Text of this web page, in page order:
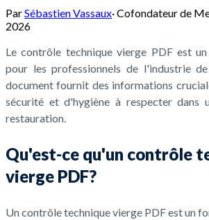
ParSébastien Vassaux·Cofondateur de
2026
Le contrôle technique vierge PDF est
pour les professionnels de l'industrie
document fournit des informations
sécurité et d'hygiène à respecter dans
restauration.
Qu'est-ce qu'un contrôle
vierge PDF?
Un contrôle technique vierge PDF est un